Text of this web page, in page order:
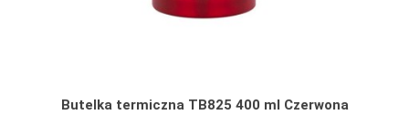
Butelka termiczna TB825 400 ml Czerwona